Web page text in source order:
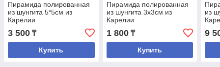
Пирамида полированная
из шунгита 5*5см из
Карелии
3 500 ₸
Купить
Пирамида полированная
из шунгита 3x3см из
Карелии
1 800₸
Купить
из
9